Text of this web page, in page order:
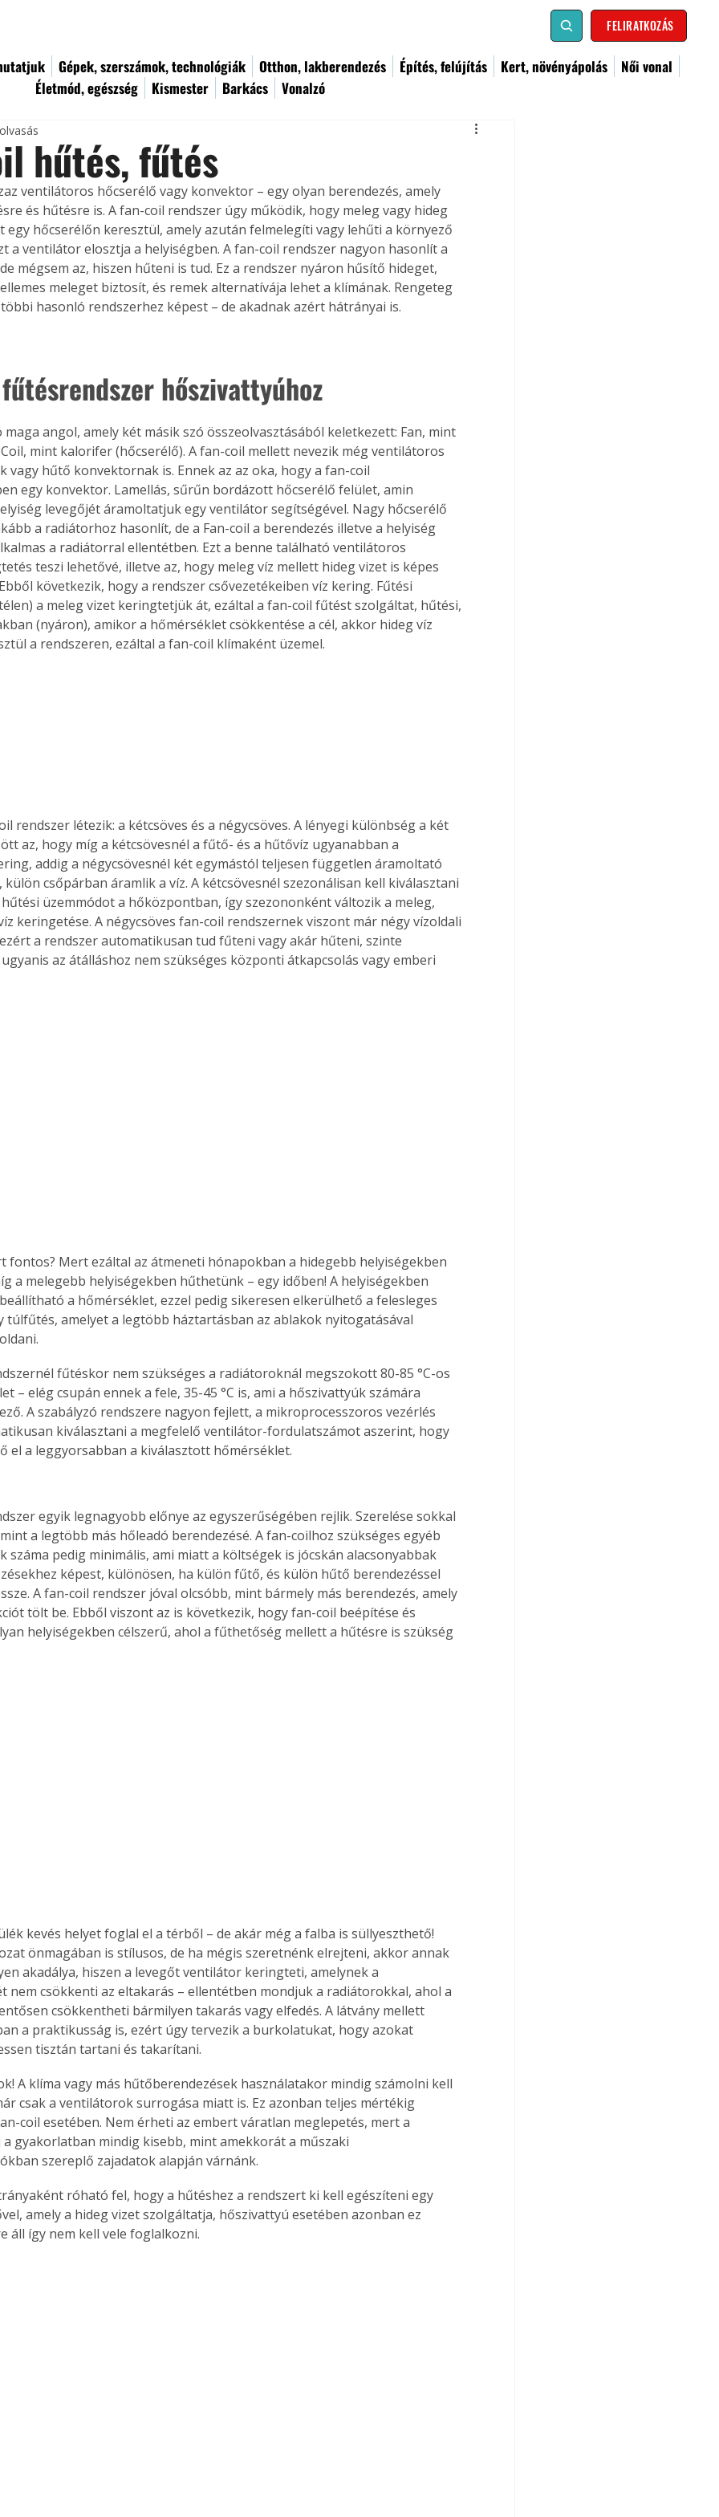
FELIRATKOZÁS
Gépek, szerszámok, technológiák Otthon, lakberendezés Építés, felújítás Kert, növényápolás
Női vonal
Életmód, egészség
Kismester Barkács Vonalzó
az
Old
új,
egyedi
Együtt jobban megéri!
Bővebb információ itt!
Együtt jobban megéri! A
könyvek tetszőleges
párosítással kedvezményes
áron, 0 Ft postaköltséggel
megrendelhetők!
hűtés, fűtés
ventilátoros hőcserélő vagy konvektor – egy olyan berendezés, amely
és hűtésre is. A fan-coil rendszer úgy működik, hogy meleg vagy hideg
egy hőcserélőn keresztül, amely azután felmelegíti vagy lehűti a környező
a ventilátor elosztja a helyiségben. A fan-coil rendszer nagyon hasonlít a
mégsem az, hiszen hűteni is tud. Ez a rendszer nyáron hűsítő hideget,
meleget biztosít, és remek alternatívája lehet a klímának. Rengeteg
hasonló rendszerhez képest – de akadnak azért hátrányai is.
hőszivattyúhoz
maga angol, amely két másik szó összeolvasztásából keletkezett: Fan, mint
mint kalorifer (hőcserélő). A fan-coil mellett nevezik még ventilátoros
vagy hűtő konvektornak is. Ennek az az oka, hogy a fan-coil
egy konvektor. Lamellás, sűrűn bordázott hőcserélő felület, amin
levegőjét áramoltatjuk egy ventilátor segítségével. Nagy hőcserélő
a radiátorhoz hasonlít, de a Fan-coil a berendezés illetve a helyiség
a radiátorral ellentétben. Ezt a benne található ventilátoros
teszi lehetővé, illetve az, hogy meleg víz mellett hideg vizet is képes
következik, hogy a rendszer csővezetékeiben víz kering. Fűtési
a meleg vizet keringtetjük át, ezáltal a fan-coil fűtést szolgáltat, hűtési,
(nyáron), amikor a hőmérséklet csökkentése a cél, akkor hideg víz
a rendszeren, ezáltal a fan-coil klímaként üzemel.
rendszer létezik: a kétcsöves és a négycsöves. A lényegi különbség a két
az, hogy míg a kétcsövesnél a fűtő- és a hűtővíz ugyanabban a
addig a négycsövesnél két egymástól teljesen független áramoltató
külön csőpárban áramlik a víz. A kétcsövesnél szezonálisan kell kiválasztani
üzemmódot a hőközpontban, így szezononként változik a meleg,
keringetése. A négycsöves fan-coil rendszernek viszont már négy vízoldali
a rendszer automatikusan tud fűteni vagy akár hűteni, szinte
az átálláshoz nem szükséges központi átkapcsolás vagy emberi
fontos? Mert ezáltal az átmeneti hónapokban a hidegebb helyiségekben
a melegebb helyiségekben hűthetünk – egy időben! A helyiségekben
a hőmérséklet, ezzel pedig sikeresen elkerülhető a felesleges
túlfűtés, amelyet a legtöbb háztartásban az ablakok nyitogatásával
fűtéskor nem szükséges a radiátoroknál megszokott 80-85 °C-os
– elég csupán ennek a fele, 35-45 °C is, ami a hőszivattyúk számára
A szabályzó rendszere nagyon fejlett, a mikroprocesszoros vezérlés
kiválasztani a megfelelő ventilátor-fordulatszámot aszerint, hogy
el a leggyorsabban a kiválasztott hőmérséklet.
egyik legnagyobb előnye az egyszerűségében rejlik. Szerelése sokkal
a legtöbb más hőleadó berendezésé. A fan-coilhoz szükséges egyéb
száma pedig minimális, ami miatt a költségek is jócskán alacsonyabbak
képest, különösen, ha külön fűtő, és külön hűtő berendezéssel
A fan-coil rendszer jóval olcsóbb, mint bármely más berendezés, amely
tölt be. Ebből viszont az is következik, hogy fan-coil beépítése és
helyiségekben célszerű, ahol a fűthetőség mellett a hűtésre is szükség
kevés helyet foglal el a térből – de akár még a falba is süllyeszthető!
önmagában is stílusos, de ha mégis szeretnénk elrejteni, akkor annak
akadálya, hiszen a levegőt ventilátor keringteti, amelynek a
nem csökkenti az eltakarás – ellentétben mondjuk a radiátorokkal, ahol a
csökkentheti bármilyen takarás vagy elfedés. A látvány mellett
a praktikusság is, ezért úgy tervezik a burkolatukat, hogy azokat
tisztán tartani és takarítani.
A klíma vagy más hűtőberendezések használatakor mindig számolni kell
csak a ventilátorok surrogása miatt is. Ez azonban teljes mértékig
coil esetében. Nem érheti az embert váratlan meglepetés, mert a
a gyakorlatban mindig kisebb, mint amekkorát a műszaki
szereplő zajadatok alapján várnánk.
róható fel, hogy a hűtéshez a rendszert ki kell egészíteni egy
amely a hideg vizet szolgáltatja, hőszivattyú esetében azonban ez
áll így nem kell vele foglalkozni.